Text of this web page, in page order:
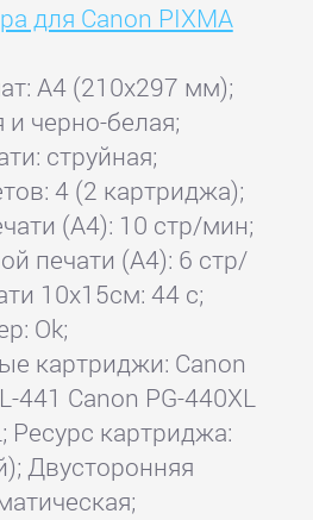
для Canon PIXMA
A4 (210x297 мм);
и черно-белая;
струйная;
4 (2 картриджа);
(А4): 10 стр/мин;
печати (А4): 6 стр/
10x15см: 44 с;
Ok;
картриджи: Canon
441 Canon PG-440XL
Ресурс картриджа:
Двусторонняя